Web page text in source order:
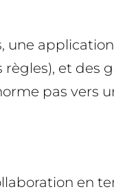
une
et des
pas vers
en